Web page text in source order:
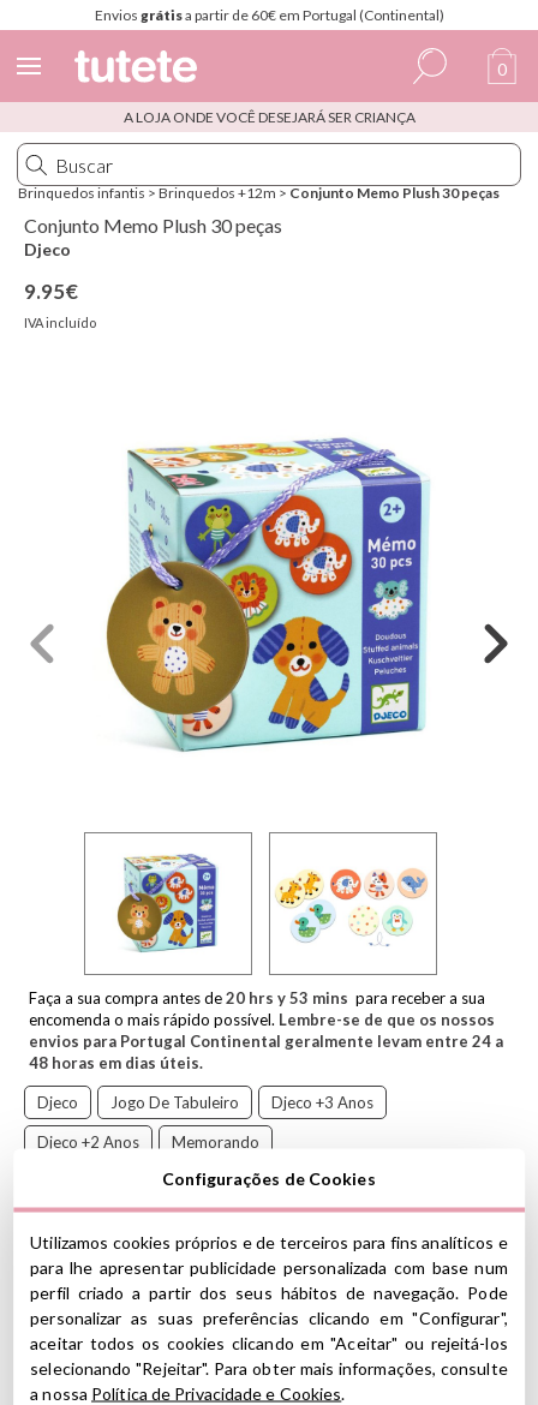
Envios grátisa partir de 60€ em Portugal (Continental)
Espanhol
Italiano
Inglês
0
A LOJA ONDE VOCÊ DESEJARÁ SER CRIANÇA
Brinquedos infantis > Brinquedos +12m > Conjunto Memo Plush 30 peças
Conjunto Memo Plush 30 peças
Djeco
9.95€
IVA incluído
Faça a sua compra antes de20 hrs y53 mins para receber a sua
encomenda o mais rápido possível. Lembre-se de que os nossos
envios para Portugal Continental geralmente levam entre 24 a
48 horas em dias úteis.
Djeco Jogo De Tabuleiro Djeco +3 Anos
Djeco +2 Anos Memorando
Descontos Brinquedos Infantis Descontos Djeco
Explore os diferentes bichos de pelúcia com este divertido
jogo de memória da Djeco!Com azulejos coloridos mostrando
os diferentes adoráveis bichos de pelúcia, este jogo é perfeito
para desenvolver observação, linguagem e memória de uma forma
divertida. Ideal para jogar com amigos ou familiares!
Configurações de Cookies
Utilizamos cookies próprios e de terceiros para fins analíticos e
para lhe apresentar publicidade personalizada com base num
perfil criado a partir dos seus hábitos de navegação. Pode
personalizar as suas preferências clicando em "Configurar",
aceitar todos os cookies clicando em "Aceitar" ou rejeitá-los
selecionando "Rejeitar". Para obter mais informações, consulte
a nossa Política de Privacidade e Cookies.